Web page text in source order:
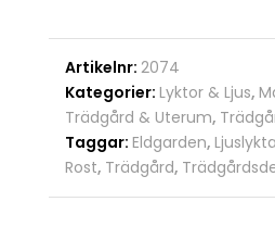
Artikelnr: 2074
Kategorier: Lyktor & Ljus,
Trädgård & Uterum,
Taggar: Eldgarden, Ljuslykta
Rost, Trädgård,